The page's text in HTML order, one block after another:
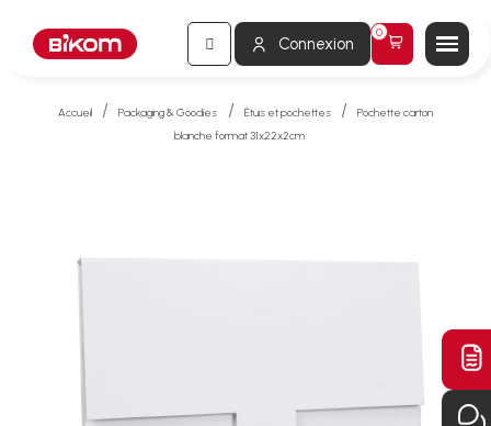
Connexion
Accueil Packaging & Goodies Étuis et pochettes
Pochette carton
blanche format 31x22x2cm